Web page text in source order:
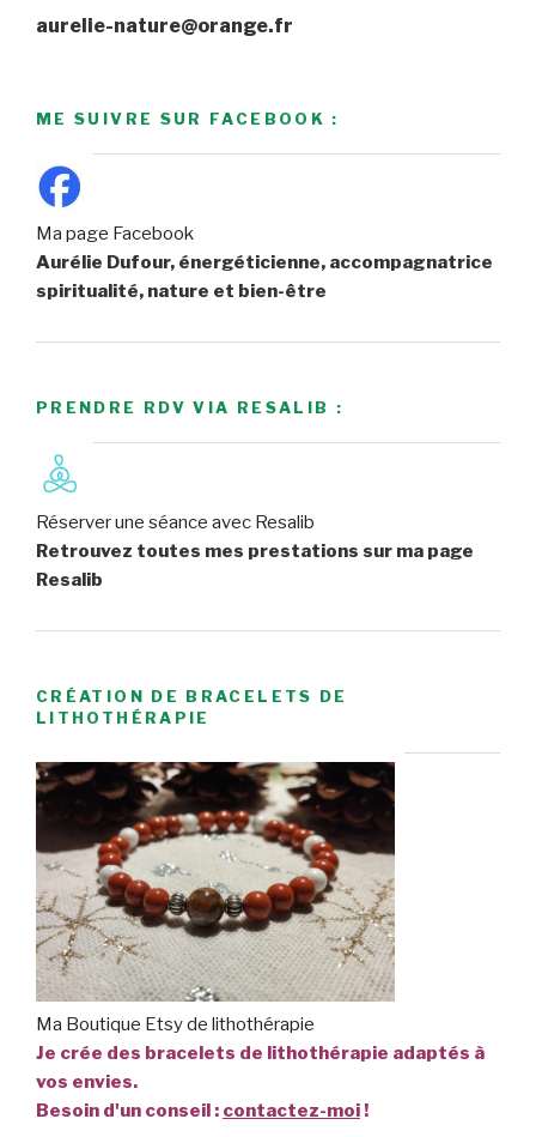
aurelie-nature@orange.fr
ME SUIVRE SUR FACEBOOK :
Ma page Facebook
Aurélie Dufour, énergéticienne, accompagnatrice
spiritualité, nature et bien-être
PRENDRE RDV VIA RESALIB :
Réserver une séance avec Resalib
Retrouvez toutes mes prestations sur ma page
Resalib
CRÉATION DE BRACELETS DE
LITHOTHÉRAPIE
Ma Boutique Etsy de lithothérapie
Je crée des bracelets de lithothérapie adaptés à
vos envies.
Besoin d'un conseil : contactez-moi!